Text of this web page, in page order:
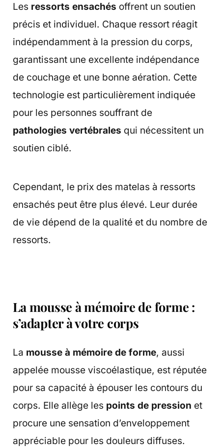
Les ressorts ensachés offrent un soutien
précis et individuel. Chaque ressort réagit
indépendamment à la pression du corps,
garantissant une excellente indépendance
de couchage et une bonne aération. Cette
technologie est particulièrement indiquée
pour les personnes souffrant de
pathologies vertébrales qui nécessitent un
soutien ciblé.
Cependant, le prix des matelas à ressorts
ensachés peut être plus élevé. Leur durée
de vie dépend de la qualité et du nombre de
ressorts.
La mousse à mémoire de forme :
s’adapter à votre corps
La mousse à mémoire de forme, aussi
appelée mousse viscoélastique, est réputée
pour sa capacité à épouser les contours du
corps. Elle allège les points de pression et
procure une sensation d’enveloppement
appréciable pour les douleurs diffuses.